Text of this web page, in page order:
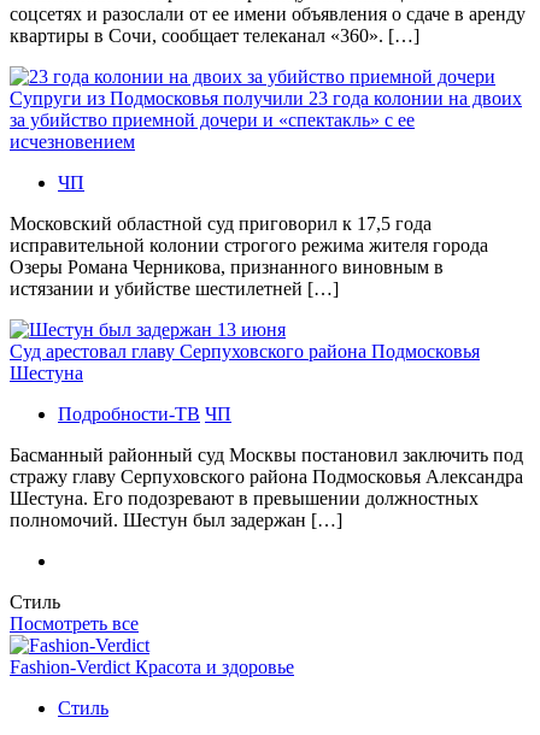
соцсетях и разослали от ее имени объявления о сдаче в аренду
квартиры в Сочи, сообщает телеканал «360». […]
Супруги из Подмосковья получили 23 года колонии на двоих
за убийство приемной дочери и «спектакль» с ее
исчезновением
ЧП
Московский областной суд приговорил к 17,5 года
исправительной колонии строгого режима жителя города
Озеры Романа Черникова, признанного виновным в
истязании и убийстве шестилетней […]
Суд арестовал главу Серпуховского района Подмосковья
Шестуна
Подробности-ТВ ЧП
Басманный районный суд Москвы постановил заключить под
стражу главу Серпуховского района Подмосковья Александра
Шестуна. Его подозревают в превышении должностных
полномочий. Шестун был задержан […]
Стиль
Посмотреть все
Fashion-Verdict Красота и здоровье
Стиль